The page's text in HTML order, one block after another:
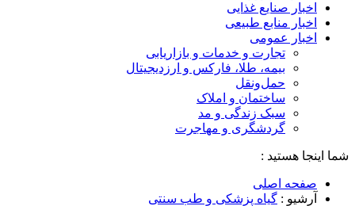
اخبار صنایع غذایی
اخبار منابع طبیعی
اخبار عمومی
تجارت و خدمات و بازاریابی
بیمه، طلا، فارکس و ارزدیجیتال
حمل‌و‌نقل
ساختمان و املاک
سبک زندگی و مد
گردشگری و مهاجرت
شما اینجا هستید :
صفحه اصلی
آرشیو : گیاه پزشکی و طب سنتی